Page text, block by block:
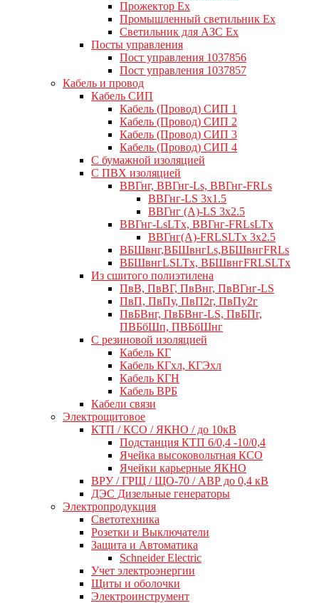
Прожектор Ex
Промышленный светильник Ex
Светильник для АЗС Ex
Посты управления
Пост управления 1037856
Пост управления 1037857
Кабель и провод
Кабель СИП
Кабель (Провод) СИП 1
Кабель (Провод) СИП 2
Кабель (Провод) СИП 3
Кабель (Провод) СИП 4
С бумажной изоляцией
С ПВХ изоляцией
ВВГнг, ВВГнг-Ls, ВВГнг-FRLs
ВВГнг-LS 3х1.5
ВВГнг (А)-LS 3х2.5
ВВГнг-LsLTx, ВВГнг-FRLsLTx
ВВГнг(А)-FRLSLTx 3х2.5
ВБШвнг,ВБШвнгLs,ВБШвнгFRLs
ВБШвнгLSLTx, ВБШвнгFRLSLTx
Из сшитого полиэтилена
ПвВ, ПвВГ, ПвВнг, ПвВГнг-LS
ПвП, ПвПу, ПвП2г, ПвПу2г
ПвБВнг, ПвБВнг-LS, ПвБПг,
ПВБбШп, ПВБбШнг
C резиновой изоляцией
Кабель КГ
Кабель КГхл, КГЭхл
Кабель КГН
Кабель ВРБ
Кабели связи
Электрощитовое
КТП / КСО / ЯКНО / до 10кВ
Подстанция КТП 6/0,4 -10/0,4
Ячейка высоковольтная КСО
Ячейки карьерные ЯКНО
ВРУ / ГРЩ / ЩО-70 / АВР до 0,4 кВ
ДЭС Дизельные генераторы
Электропродукция
Светотехника
Розетки и Выключатели
Защита и Автоматика
Schneider Electric
Учет электроэнергии
Щиты и оболочки
Электроинструмент